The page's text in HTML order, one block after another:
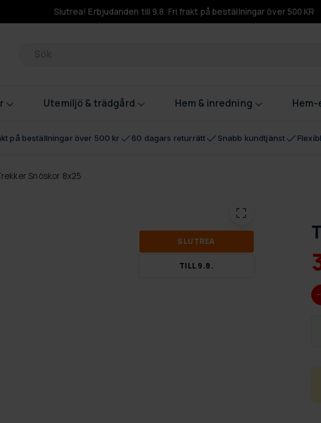
Slutrea! Erbjudanden till 9.8. Fri frakt på beställningar över 500 KR
Produkter
Utemiljö & trädgård Hem & inredning
på beställningar över 500 kr 60 dagars returrätt Snabb kundtjänst
Snöskor 8x25
SLUT­REA
TILL 9.8.